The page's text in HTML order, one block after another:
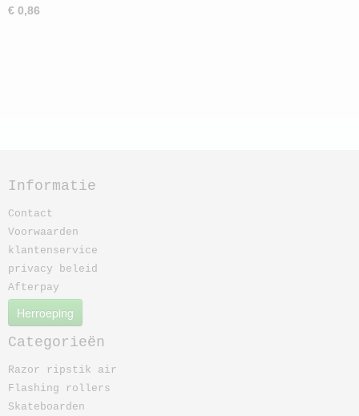
€ 0,86
Informatie
Contact
Voorwaarden
klantenservice
privacy beleid
Afterpay
Herroeping
Categorieën
Razor ripstik air
Flashing rollers
Skateboarden